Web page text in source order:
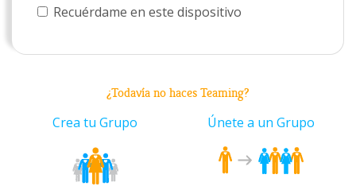
Recuérdame en este dispositivo
¿Todavía no haces Teaming?
Crea tu Grupo Únete a un Grupo